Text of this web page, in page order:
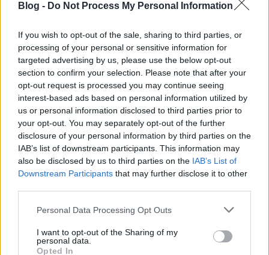
Blog - Do Not Process My Personal Information
If you wish to opt-out of the sale, sharing to third parties, or
processing of your personal or sensitive information for
targeted advertising by us, please use the below opt-out
section to confirm your selection. Please note that after your
opt-out request is processed you may continue seeing
interest-based ads based on personal information utilized by
us or personal information disclosed to third parties prior to
your opt-out. You may separately opt-out of the further
disclosure of your personal information by third parties on the
IAB’s list of downstream participants. This information may
also be disclosed by us to third parties on the IAB’s List of
Downstream Participants that may further disclose it to other
Please note that this website/app uses one or more Google
not limited to your visit or usage behaviour. You may click to
grant or deny consent to Google and its third-party tags to
Personal Data Processing Opt Outs
I want to opt-out of the Sharing of my
personal data.
Opted In
Az őszi becsengetés a tizenévesek rémálma, csoda
iskola helyett minden másról szívesebben
énekelnek? A Recorder Popzene & gyerekek
fókusztémájú harmadik számában számba vettük a
magyar…